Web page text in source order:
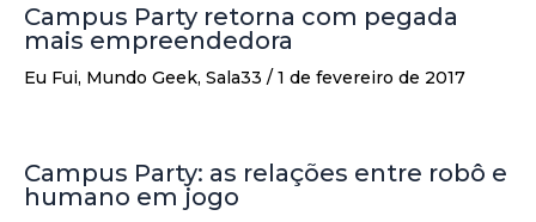
Campus Party retorna com pegada
mais empreendedora
Eu Fui, Mundo Geek, Sala33 / 1 de fevereiro de 2017
Campus Party: as relações entre robô e
humano em jogo